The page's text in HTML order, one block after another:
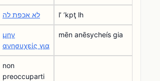
לא אכפת לה lʼ ʼkpţ lh
μην
ανησυχείς για
mēn anēsycheís gia
non
preoccuparti